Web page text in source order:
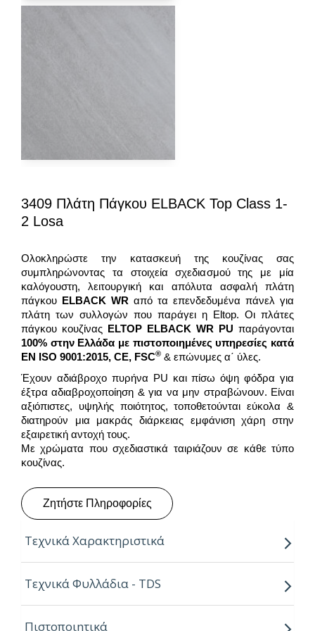
3409 Πλάτη Πάγκου ELBACK Top Class 1-
2 Losa
Ολοκληρώστε την κατασκευή της κουζίνας σας
συμπληρώνοντας τα στοιχεία σχεδιασμού της με μία
καλόγουστη, λειτουργική και απόλυτα ασφαλή πλάτη
πάγκου ELBACK WR από τα επενδεδυμένα πάνελ για
πλάτη των συλλογών που παράγει η Eltop. Οι πλάτες
πάγκου κουζίνας ELTOP ELBACK WR PU παράγονται
100% στην Ελλάδα με πιστοποιημένες υπηρεσίες κατά
EN ISO 9001:2015, CE, FSC® & επώνυμες α΄ ύλες.
Έχουν αδιάβροχο πυρήνα PU και πίσω όψη φόδρα για
έξτρα αδιαβροχοποίηση & για να μην στραβώνουν. Είναι
αξιόπιστες, υψηλής ποιότητος, τοποθετούνται εύκολα &
διατηρούν μια μακράς διάρκειας εμφάνιση χάρη στην
εξαιρετική αντοχή τους.
Με χρώματα που σχεδιαστικά ταιριάζουν σε κάθε τύπο
κουζίνας.
Ζητήστε Πληροφορίες
Τεχνικά Χαρακτηριστικά
Οι πλάτες κουζίναςELTOP ELBACK WR
πυρήνα
φύλλα High Pressure Laminateπάχους 0.7-
0.8mm επιλεγμένα από τους σημαντικότερους
Τεχνικά Φυλλάδια - TDS
Πιστοποιητικά